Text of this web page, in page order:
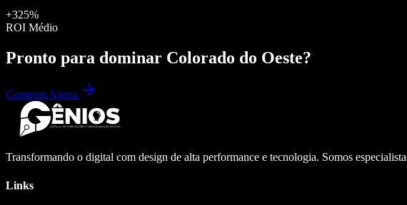
+325%
ROI Médio
Pronto para dominar Colorado do Oeste?
Começar Agora
Transformando o digital com design de alta performance e tecnologia. Somos
Links